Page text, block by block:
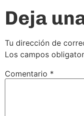
Deja
Tu dirección de
Los campos
Comentario *